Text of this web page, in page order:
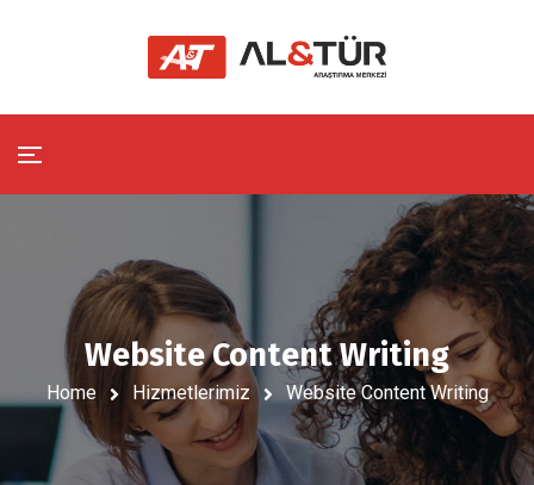
Website Content Writing
Home Hizmetlerimiz Website Content Writing